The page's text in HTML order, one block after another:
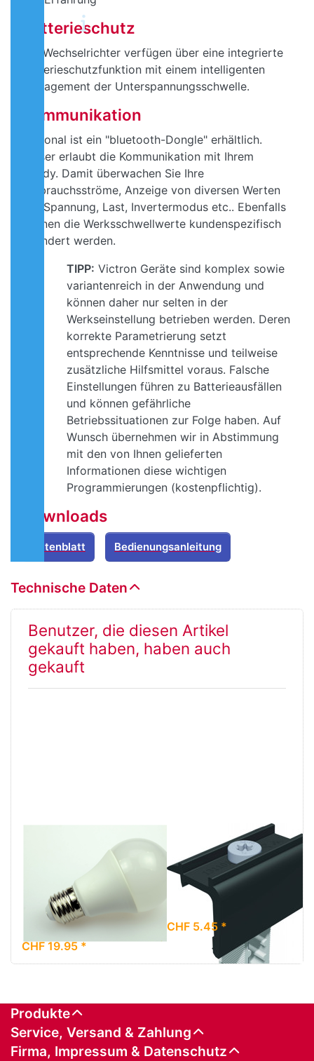
Batterieschutz
Die Wechselrichter verfügen über eine integrierte
Batterieschutzfunktion mit einem intelligenten
Management der Unterspannungsschwelle.
Kommunikation
Optional ist ein "bluetooth-Dongle" erhältlich.
Dieser erlaubt die Kommunikation mit Ihrem
Handy. Damit überwachen Sie Ihre
Verbrauchsströme, Anzeige von diversen Werten
wie Spannung, Last, Invertermodus etc.. Ebenfalls
können die Werksschwellwerte kundenspezifisch
geändert werden.
TIPP: Victron Geräte sind komplex sowie
variantenreich in der Anwendung und
können daher nur selten in der
Werkseinstellung betrieben werden. Deren
korrekte Parametrierung setzt
entsprechende Kenntnisse und teilweise
zusätzliche Hilfsmittel voraus. Falsche
Einstellungen führen zu Batterieausfällen
und können gefährliche
Betriebssituationen zur Folge haben. Auf
Wunsch übernehmen wir in Abstimmung
mit den von Ihnen gelieferten
Informationen diese wichtigen
Programmierungen (kostenpflichtig).
Downloads
Datenblatt Bedienungsanleitung
Technische Daten
Benutzer, die diesen Artikel
gekauft haben, haben auch
gekauft
Green Plus 8W,
E27, 12+24
VDC, 700
Lumen
CHF 19.95 *
Schletter
Endklemme
Rapid16 30-
40mm, schwarz
CHF 5.45 *
Produkte
Service, Versand & Zahlung
Firma, Impressum & Datenschutz